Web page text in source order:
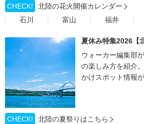
CHECK!
北陸の花火開催カレンダー
石川
富山 福井
夏休み特集2026【
ウォーカー編集部
の楽しみ方を紹介
かけスポット情報
CHECK!
北陸の夏祭りはこちら